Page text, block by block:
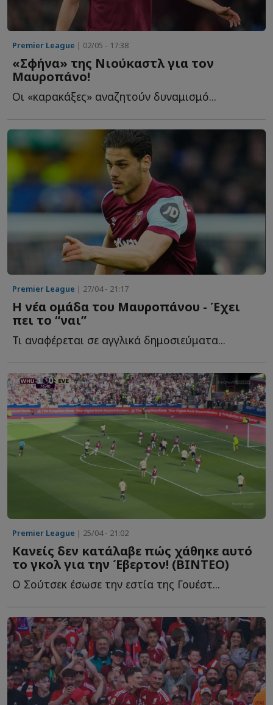
Premier League | 02/05 - 17:38
«Σφήνα» της Νιούκαστλ για τον
Μαυροπάνο!
Οι «καρακάξες» αναζητούν δυναμισμό...
Premier League | 27/04 - 21:17
Η νέα ομάδα του Μαυροπάνου - Έχει
πει το “ναι”
Τι αναφέρεται σε αγγλικά δημοσιεύματα...
Premier League | 25/04 - 21:02
Κανείς δεν κατάλαβε πώς χάθηκε αυτό
το γκολ για την Έβερτον! (ΒΙΝΤΕΟ)
Ο Σούτσεκ έσωσε την εστία της Γουέστ...